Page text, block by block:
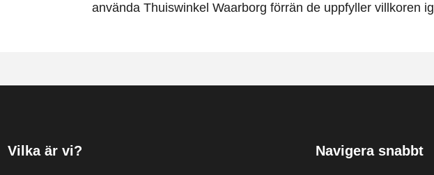
använda Thuiswinkel Waarborg förrän de uppfyller villkoren
Vilka är vi? Navigera snabbt